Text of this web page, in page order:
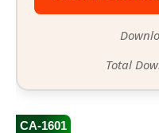
Total
CA-1601